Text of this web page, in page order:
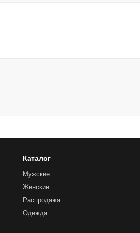
Каталог
Мужские
Женские
Распродажа
Одежда